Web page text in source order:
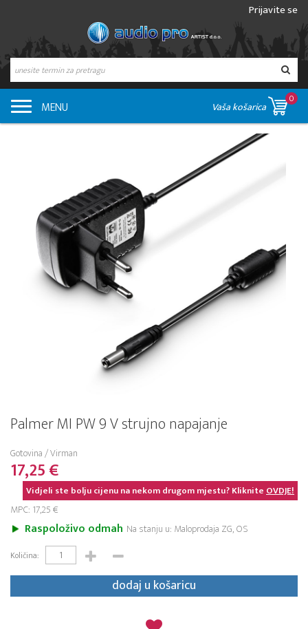
Prijavite se
MENU Vaša košarica
0
Palmer MI PW 9 V strujno napajanje
Gotovina / Virman
17,25 €
Vidjeli ste bolju cijenu na nekom drugom mjestu? KlikniteOVDJE!
MPC: 17,25 €
Raspoloživo odmah Na stanju u: Maloprodaja ZG, OS
Količina:
dodaj u košaricu